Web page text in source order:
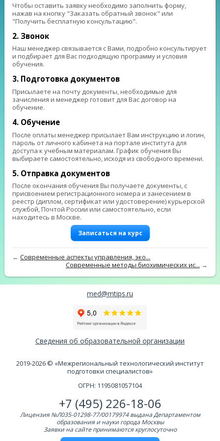
Чтобы оставить заявку необходимо заполнить форму,
нажав на кнопку "Заказать обратный звонок" или
"Получить бесплатную консультацию".
2. Звонок
Наш менеджер связывается с Вами, подробно консультирует
и подбирает для Вас подходящую программу и условия
обучения.
3. Подготовка документов
Присылаете на почту документы, необходимые для
зачисления и менеджер готовит для Вас договор на
обучение.
4. Обучение
После оплаты менеджер присылает Вам инструкцию и логин,
пароль от личного кабинета на портале института для
доступа к учебным материалам. График обучения Вы
выбираете самостоятельно, исходя из свободного времени.
5. Отправка документов
После окончания обучения Вы получаете документы, с
присвоением регистрационного номера и занесением в
реестр (диплом, сертификат или удостоверение) курьерской
службой, Почтой России или самостоятельно, если
находитесь в Москве.
Записаться на курс
←Современные аспекты управления, эко...
Современные методы биохимических ис... →
med@mtips.ru
Сведения об образовательной организации
2019-2026 © «Межрегиональный технологический институт
подготовки специалистов»
ОГРН: 1195081057104
+7 (495) 226-18-06
Лицензия №Л035-01298-77/00179974 выдана Департаментом
образования и науки города Москвы
Заявки на сайте принимаются круглосуточно